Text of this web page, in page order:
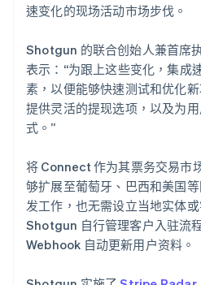
速变化的现场活动市场步伐。
Shotgun 的联合创始人兼首席
表示：“为跟上这些变化，集成
素，以便能够快速测试和优化
提供灵活的提现选项，以及为
式。”
将 Connect 作为其票务交易市
够扩展至葡萄牙、巴西和美国
发工作，也无需设立当地实体
Shotgun 自行管理客户入驻流
Webhook 自动更新用户资料。